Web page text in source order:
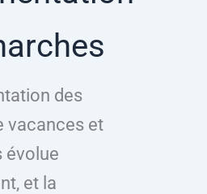
des
vacances et
évolue
et la